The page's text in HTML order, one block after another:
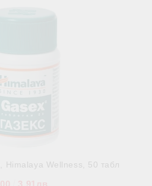
Himalaya Wellness, 50 табл